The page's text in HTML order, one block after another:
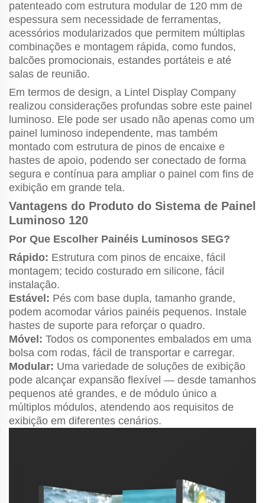
patenteado com estrutura modular de 120 mm de
espessura sem necessidade de ferramentas,
acessórios modularizados que permitem múltiplas
combinações e montagem rápida, como fundos,
balcões promocionais, estandes portáteis e até
salas de reunião.
Em termos de design, a Lintel Display Company
realizou considerações profundas sobre este painel
luminoso. Ele pode ser usado não apenas como um
painel luminoso independente, mas também
montado com estrutura de pinos de encaixe e
hastes de apoio, podendo ser conectado de forma
segura e contínua para ampliar o painel com fins de
exibição em grande tela.
Vantagens do Produto do Sistema de Painel
Luminoso 120
Por Que Escolher Painéis Luminosos SEG?
Rápido: Estrutura com pinos de encaixe, fácil
montagem; tecido costurado em silicone, fácil
instalação.
Estável: Pés com base dupla, tamanho grande,
podem acomodar vários painéis pequenos. Instale
hastes de suporte para reforçar o quadro.
Móvel: Todos os componentes embalados em uma
bolsa com rodas, fácil de transportar e carregar.
Modular: Uma variedade de soluções de exibição
pode alcançar expansão flexível — desde tamanhos
pequenos até grandes, e de módulo único a
múltiplos módulos, atendendo aos requisitos de
exibição em diferentes cenários.